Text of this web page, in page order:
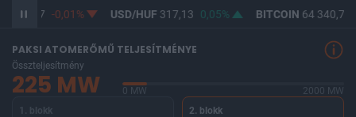
365,37 -0,01% USD/HUF317,13 0,05% BITCOIN64 340,74
PAKSI ATOMERŐMŰ TELJESÍTMÉNYE
Összteljesítmény
225 MW 0 MW
2000 MW
1. blokk
2. blokk